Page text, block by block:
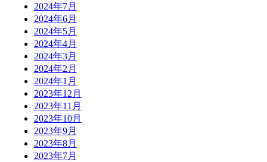
2024年7月
2024年6月
2024年5月
2024年4月
2024年3月
2024年2月
2024年1月
2023年12月
2023年11月
2023年10月
2023年9月
2023年8月
2023年7月